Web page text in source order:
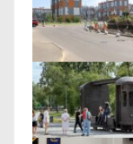
а
ц
и
я